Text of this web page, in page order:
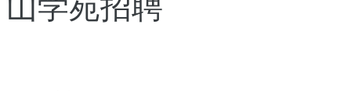
山学苑招聘